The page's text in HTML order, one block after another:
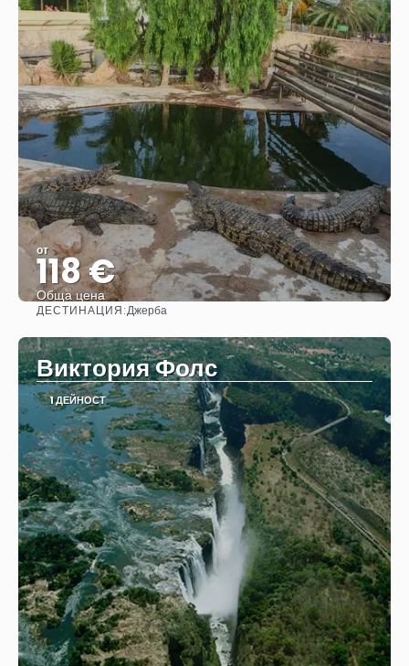
от
118 €
Обща цена
ДЕСТИНАЦИЯ:Джерба
Виктория Фолс
1 ДЕЙНОСТ